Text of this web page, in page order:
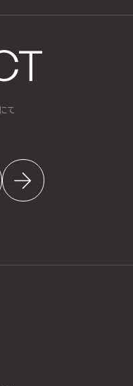
て